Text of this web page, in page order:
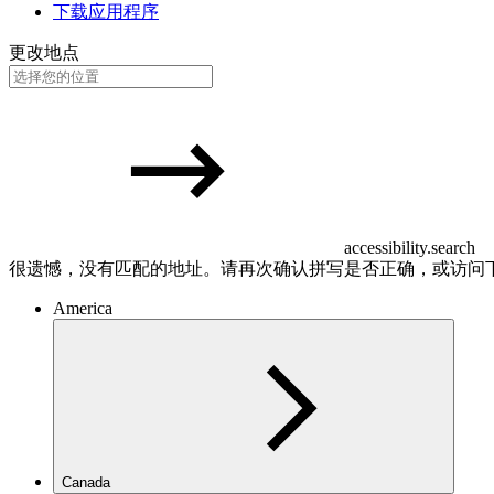
下载应用程序
更改地点
accessibility.search
很遗憾，没有匹配的地址。请再次确认拼写是否正确，或访问
America
Canada